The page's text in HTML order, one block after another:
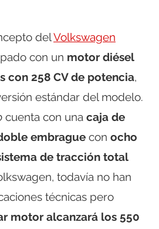
delVolkswagen
con un motor diésel
con 258 CV de potencia,
estándar del modelo.
cuenta con una caja de
embrague con ocho
de tracción total
todavía no han
técnicas pero
motor alcanzará los 550